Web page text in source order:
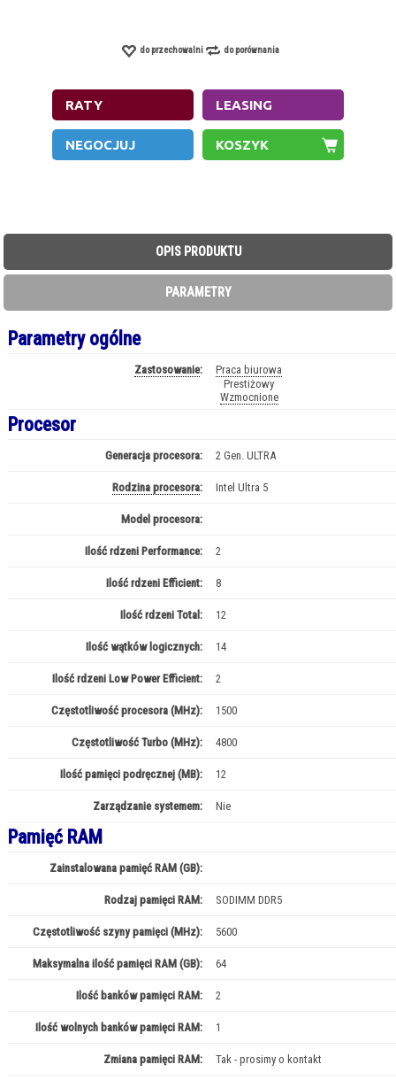
do przechowalni do porównania
OPIS PRODUKTU
PARAMETRY
Parametry ogólne
Zastosowanie:
Praca biurowa
Prestiżowy
Wzmocnione
Procesor
Generacja procesora: 2 Gen. ULTRA
Rodzina procesora: Intel Ultra 5
Model procesora:
Ilość rdzeni Performance: 2
Ilość rdzeni Efficient: 8
Ilość rdzeni Total: 12
Ilość wątków logicznych: 14
Ilość rdzeni Low Power Efficient: 2
Częstotliwość procesora (MHz): 1500
Częstotliwość Turbo (MHz): 4800
Ilość pamięci podręcznej (MB): 12
Zarządzanie systemem: Nie
Pamięć RAM
Zainstalowana pamięć RAM (GB):
Rodzaj pamięci RAM: SODIMM DDR5
Częstotliwość szyny pamięci (MHz): 5600
Maksymalna ilość pamięci RAM (GB): 64
Ilość banków pamięci RAM: 2
Ilość wolnych banków pamięci RAM: 1
Zmiana pamięci RAM: Tak - prosimy o kontakt